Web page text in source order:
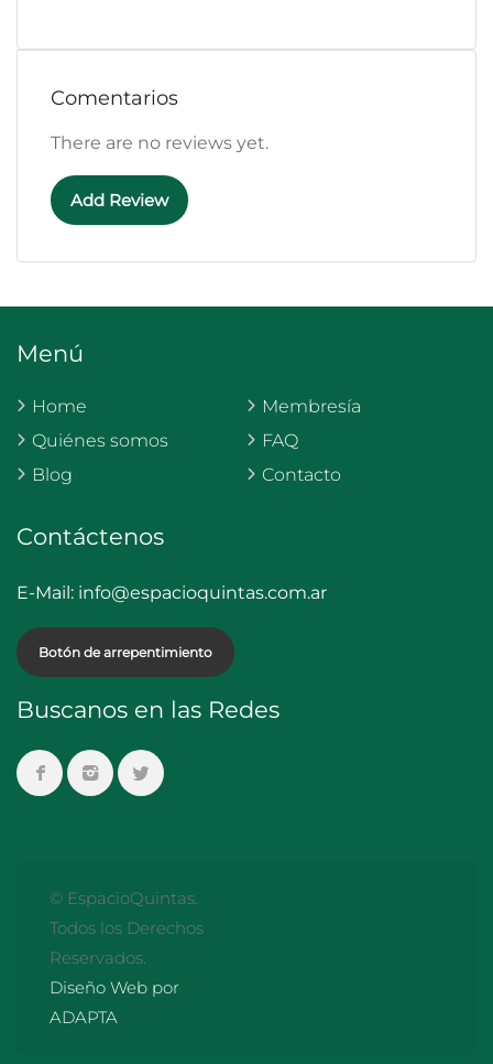
Comentarios
There are no reviews yet.
Add Review
Menú
Home
Quiénes somos
Blog
Membresía
FAQ
Contacto
Contáctenos
E-Mail: info@espacioquintas.com.ar
Botón de arrepentimiento
Buscanos en las Redes
© EspacioQuintas.
Todos los Derechos
Reservados.
Diseño Web por
ADAPTA